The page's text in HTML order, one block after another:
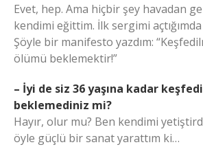
Evet, hep. Ama hiçbir şey havadan
kendimi eğittim. İlk sergimi açtığımda
Şöyle bir manifesto yazdım:
ölümü beklemektir!”
– İyi de siz 36 yaşına kadar
beklemediniz mi?
Hayır, olur mu? Ben kendimi
öyle güçlü bir sanat yarattım ki…